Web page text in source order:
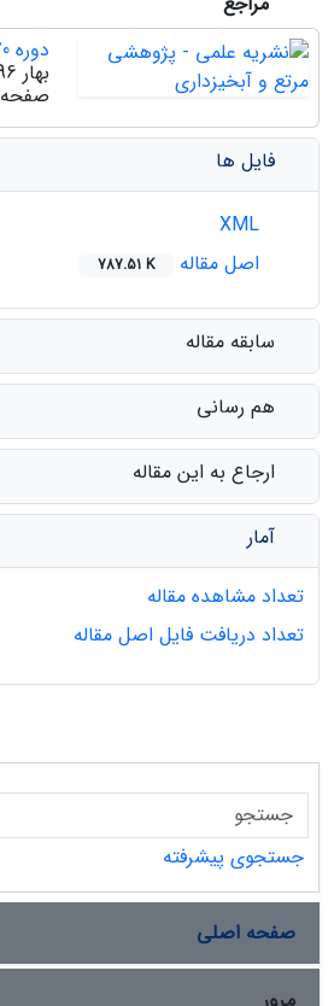
دوره 70، شماره 1
بهار 1396
صفحه
فایل ها
اصل مقاله
787.51 K
سابقه مقاله
هم رسانی
ارجاع به این مقاله
آمار
تعداد مشاهده مقاله
تعداد دریافت فایل اصل مقاله
جستجوی پیشرفته
صفحه اصلی
مرور